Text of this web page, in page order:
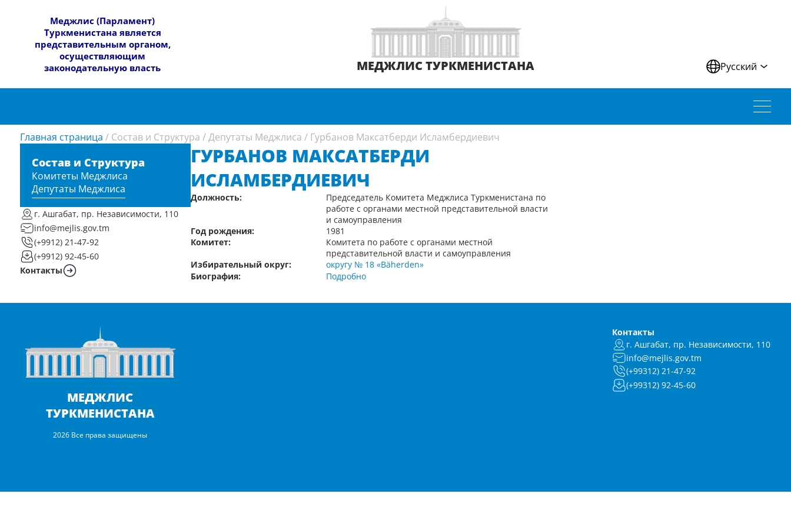
​Меджлис (Парламент)
Туркменистана является
представительным органом,
осуществляющим
законодательную власть
МЕДЖЛИС ТУРКМЕНИСТАНА Русский
Главная страница / Состав и Структура /Депутаты Меджлиса / Гурбанов Максатберди Исламбердиевич
Состав и Структура
Комитеты Меджлиса
Депутаты Меджлиса
г. Ашгабат, пр. Независимости, 110
info@mejlis.gov.tm
(+9912) 21-47-92
(+9912) 92-45-60
Контакты
ГУРБАНОВ МАКСАТБЕРДИ
ИСЛАМБЕРДИЕВИЧ
Должность:
Председатель Комитета Меджлиса Туркменистана по
работе с органами местной представительной власти
и самоуправления
Год рождения:
1981
Комитет:
Комитета по работе с органами местной
представительной власти и самоуправления
Избирательный округ:
округу № 18 «Bäherden»
Биография:
Подробно
МЕДЖЛИС
ТУРКМЕНИСТАНА
2026 Все права защищены
Контакты
г. Ашгабат, пр. Независимости, 110
info@mejlis.gov.tm
(+99312) 21-47-92
(+99312) 92-45-60